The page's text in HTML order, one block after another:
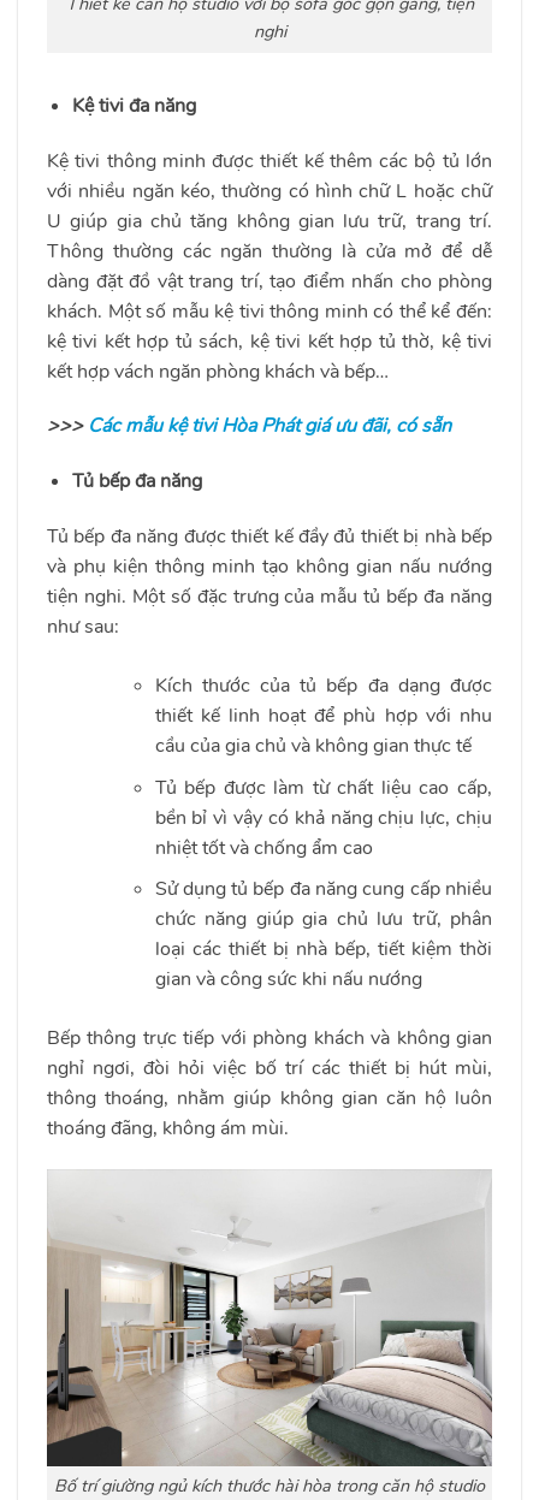
nghi
Kệ tivi đa năng
Kệ tivi thông minh được thiết kế thêm các bộ tủ lớn
với nhiều ngăn kéo, thường có hình chữ L hoặc chữ
U giúp gia chủ tăng không gian lưu trữ, trang trí.
Thông thường các ngăn thường là cửa mở để dễ
dàng đặt đồ vật trang trí, tạo điểm nhấn cho phòng
khách. Một số mẫu kệ tivi thông minh có thể kể đến:
kệ tivi kết hợp tủ sách, kệ tivi kết hợp tủ thờ, kệ tivi
kết hợp vách ngăn phòng khách và bếp…
>>> Các mẫu kệ tivi Hòa Phát giá ưu đãi, có sẵn
Tủ bếp đa năng
Tủ bếp đa năng được thiết kế đầy đủ thiết bị nhà bếp
và phụ kiện thông minh tạo không gian nấu nướng
tiện nghi. Một số đặc trưng của mẫu tủ bếp đa năng
như sau:
Kích thước của tủ bếp đa dạng được
thiết kế linh hoạt để phù hợp với nhu
cầu của gia chủ và không gian thực tế
Tủ bếp được làm từ chất liệu cao cấp,
bền bỉ vì vậy có khả năng chịu lực, chịu
nhiệt tốt và chống ẩm cao
Sử dụng tủ bếp đa năng cung cấp nhiều
chức năng giúp gia chủ lưu trữ, phân
loại các thiết bị nhà bếp, tiết kiệm thời
gian và công sức khi nấu nướng
Bếp thông trực tiếp với phòng khách và không gian
nghỉ ngơi, đòi hỏi việc bố trí các thiết bị hút mùi,
thông thoáng, nhằm giúp không gian căn hộ luôn
thoáng đãng, không ám mùi.
Bố trí giường ngủ kích thước hài hòa trong căn hộ studio